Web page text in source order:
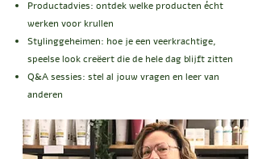
Productadvies: ontdek welke producten écht
werken voor krullen
Stylinggeheimen: hoe je een veerkrachtige,
speelse look creëert die de hele dag blijft zitten
Q&A sessies: stel al jouw vragen en leer van
anderen